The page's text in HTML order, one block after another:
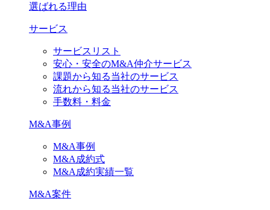
選ばれる理由
サービス
サービスリスト
安心・安全のM&A仲介サービス
課題から知る当社のサービス
流れから知る当社のサービス
手数料・料金
M&A事例
M&A事例
M&A成約式
M&A成約実績一覧
M&A案件